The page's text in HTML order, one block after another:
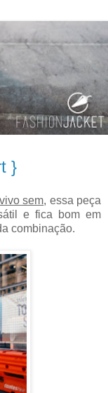
}
sem, essa peça
e fica bom em
combinação.